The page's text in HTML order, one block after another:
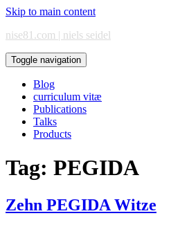
Skip to main content
nise81.com | niels seidel
Toggle navigation
Blog
curriculum vitæ
Publications
Talks
Products
Tag: PEGIDA
Zehn PEGIDA Witze